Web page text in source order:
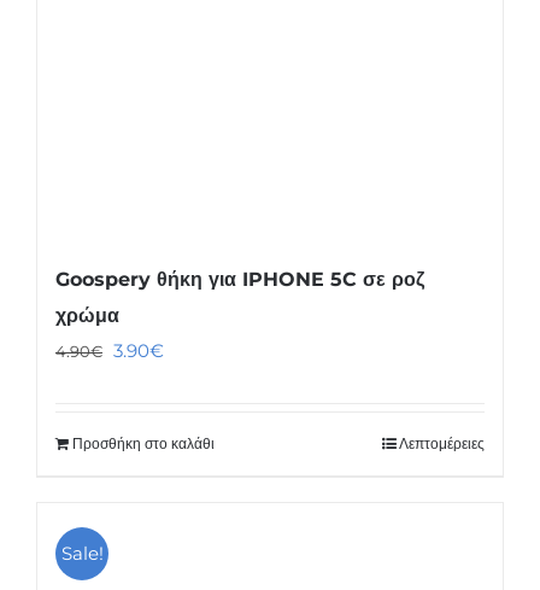
Goospery θήκη για IPHONE 5C σε ροζ
χρώμα
4.90€ Original
4.90€.
3.90€Η
είναι:
Προσθήκη στο καλάθι Λεπτομέρειες
Sale!